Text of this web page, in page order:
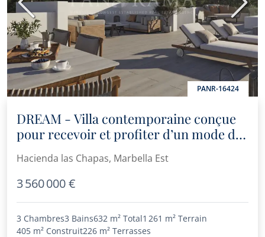
PANR-16424
Précédent
DREAM - Villa contemporaine conçue
pour recevoir et profiter d’un mode de
vie moderne à Hacienda Las Chapas
Hacienda las Chapas, Marbella Est
3 560 000 €
3 Chambres3 Bains632 m² Total1 261 m² Terrain
405 m² Construit226 m² Terrasses